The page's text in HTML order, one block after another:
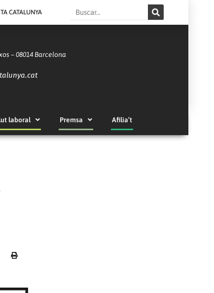
CATALUNYA Search
– 08014 Barcelona
laboral Premsa Afilia’t